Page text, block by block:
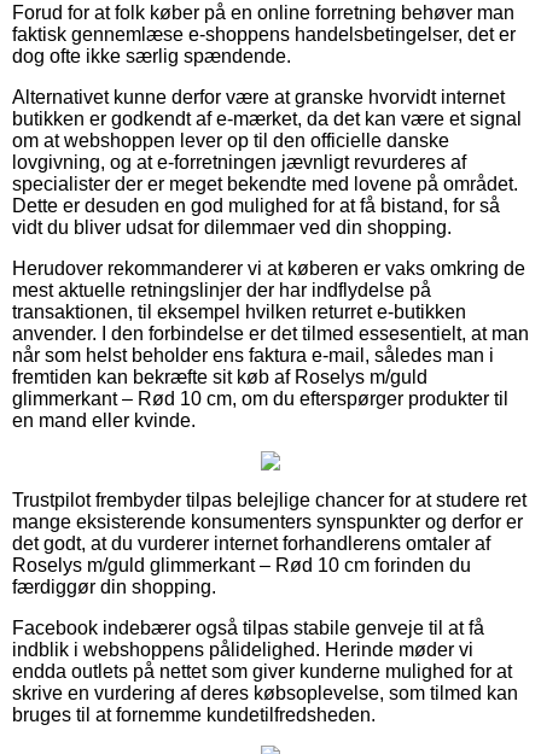
Forud for at folk køber på en online forretning behøver man
faktisk gennemlæse e-shoppens handelsbetingelser, det er
dog ofte ikke særlig spændende.
Alternativet kunne derfor være at granske hvorvidt internet
butikken er godkendt af e-mærket, da det kan være et signal
om at webshoppen lever op til den officielle danske
lovgivning, og at e-forretningen jævnligt revurderes af
specialister der er meget bekendte med lovene på området.
Dette er desuden en god mulighed for at få bistand, for så
vidt du bliver udsat for dilemmaer ved din shopping.
Herudover rekommanderer vi at køberen er vaks omkring de
mest aktuelle retningslinjer der har indflydelse på
transaktionen, til eksempel hvilken returret e-butikken
anvender. I den forbindelse er det tilmed essesentielt, at man
når som helst beholder ens faktura e-mail, således man i
fremtiden kan bekræfte sit køb af Roselys m/guld
glimmerkant – Rød 10 cm, om du efterspørger produkter til
en mand eller kvinde.
Trustpilot frembyder tilpas belejlige chancer for at studere ret
mange eksisterende konsumenters synspunkter og derfor er
det godt, at du vurderer internet forhandlerens omtaler af
Roselys m/guld glimmerkant – Rød 10 cm forinden du
færdiggør din shopping.
Facebook indebærer også tilpas stabile genveje til at få
indblik i webshoppens pålidelighed. Herinde møder vi
endda outlets på nettet som giver kunderne mulighed for at
skrive en vurdering af deres købsoplevelse, som tilmed kan
bruges til at fornemme kundetilfredsheden.